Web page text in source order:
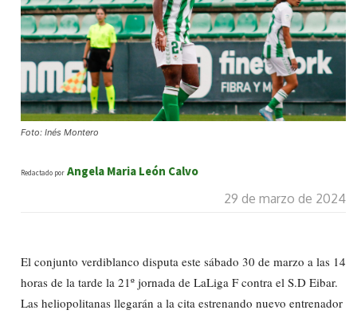
Foto: Inés Montero
Redactado por Angela Maria León Calvo
29 de marzo de 2024
El conjunto verdiblanco disputa este sábado 30 de marzo a las 14
horas de la tarde la 21º jornada de LaLiga F contra el S.D Eibar.
Las heliopolitanas llegarán a la cita estrenando nuevo entrenador